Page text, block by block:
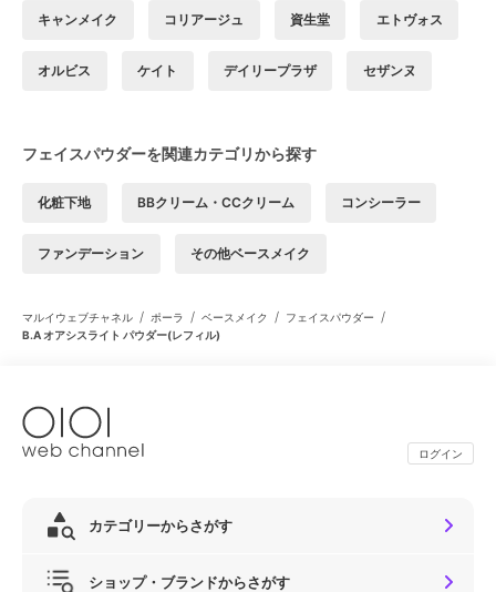
キャンメイク コリアージュ 資生堂 エトヴォス
オルビス ケイト デイリープラザ セザンヌ
フェイスパウダーを関連カテゴリから探す
化粧下地 BBクリーム・CCクリーム コンシーラー
ファンデーション その他ベースメイク
マルイウェブチャネル / ポーラ / ベースメイク / フェイスパウダー /
B.A オアシスライト パウダー(レフィル)
ログイン
カテゴリーからさがす
ショップ・ブランドからさがす